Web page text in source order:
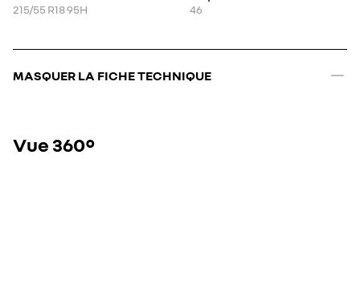
MASQUER LA FICHE TECHNIQUE
215/55 R18 95H 46
Vue 360°